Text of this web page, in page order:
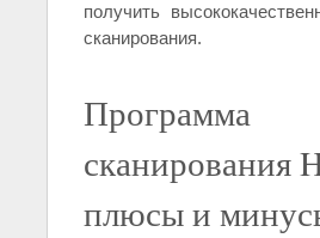
получить
сканирования.
Программа
сканирования
плюсы и